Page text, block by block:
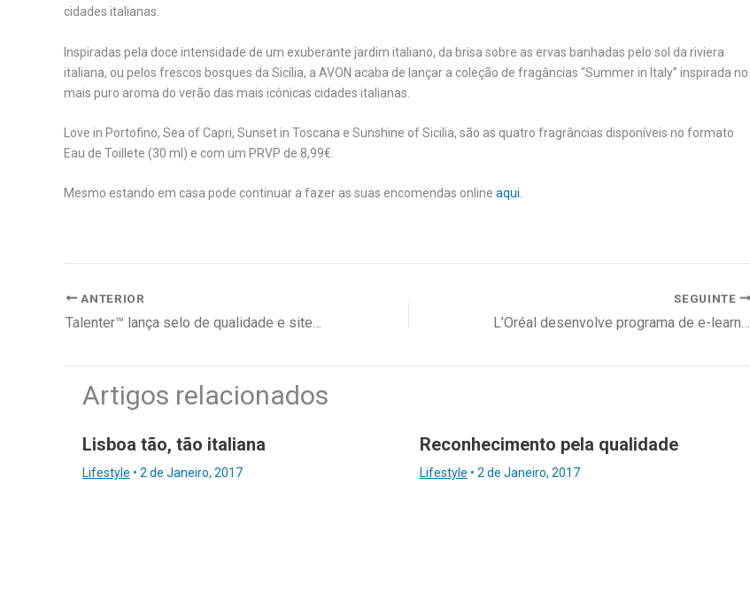
cidades italianas.
Inspiradas pela doce intensidade de um exuberante jardim italiano, da brisa sobre as ervas banhadas pelo sol da riviera
italiana, ou pelos frescos bosques da Sicília, a AVON acaba de lançar a coleção de fragâncias “Summer in Italy” inspirada no
mais puro aroma do verão das mais icónicas cidades italianas.
Love in Portofino, Sea of Capri, Sunset in Toscana e Sunshine of Sicilia, são as quatro fragrâncias disponíveis no formato
Eau de Toillete (30 ml) e com um PRVP de 8,99€.
Mesmo estando em casa pode continuar a fazer as suas encomendas online aqui.
ANTERIOR
Talenter™ lança selo de qualidade e site dedicado para serviços de limpeza, desinfeção e pulverização/nebulização
SEGUINTE
L’Oréal desenvolve programa de e-learning para garantir o regresso ao local de trabalho em segurança
Artigos relacionados
Lisboa tão, tão italiana
Lifestyle • 2 de Janeiro, 2017
Reconhecimento pela qualidade
Lifestyle • 2 de Janeiro, 2017